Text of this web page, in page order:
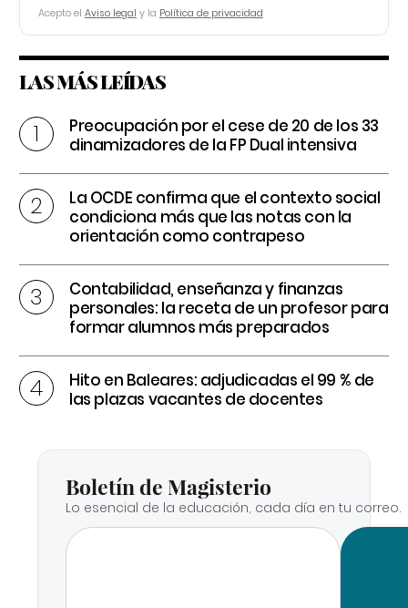
Acepto el Aviso legal y la Política de privacidad
LAS MÁS LEÍDAS
Preocupación por el cese de 20 de los 33
dinamizadores de la FP Dual intensiva
La OCDE confirma que el contexto social
condiciona más que las notas con la
orientación como contrapeso
Contabilidad, enseñanza y finanzas
personales: la receta de un profesor para
formar alumnos más preparados
Hito en Baleares: adjudicadas el 99 % de
las plazas vacantes de docentes
Boletín de Magisterio
Lo esencial de la educación, cada día en tu correo.